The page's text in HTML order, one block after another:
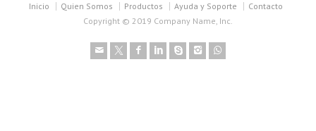
Inicio Quien Somos Productos Ayuda y Soporte
Contacto
Copyright © 2019 Company Name, Inc.